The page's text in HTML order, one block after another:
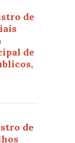
de
de
de